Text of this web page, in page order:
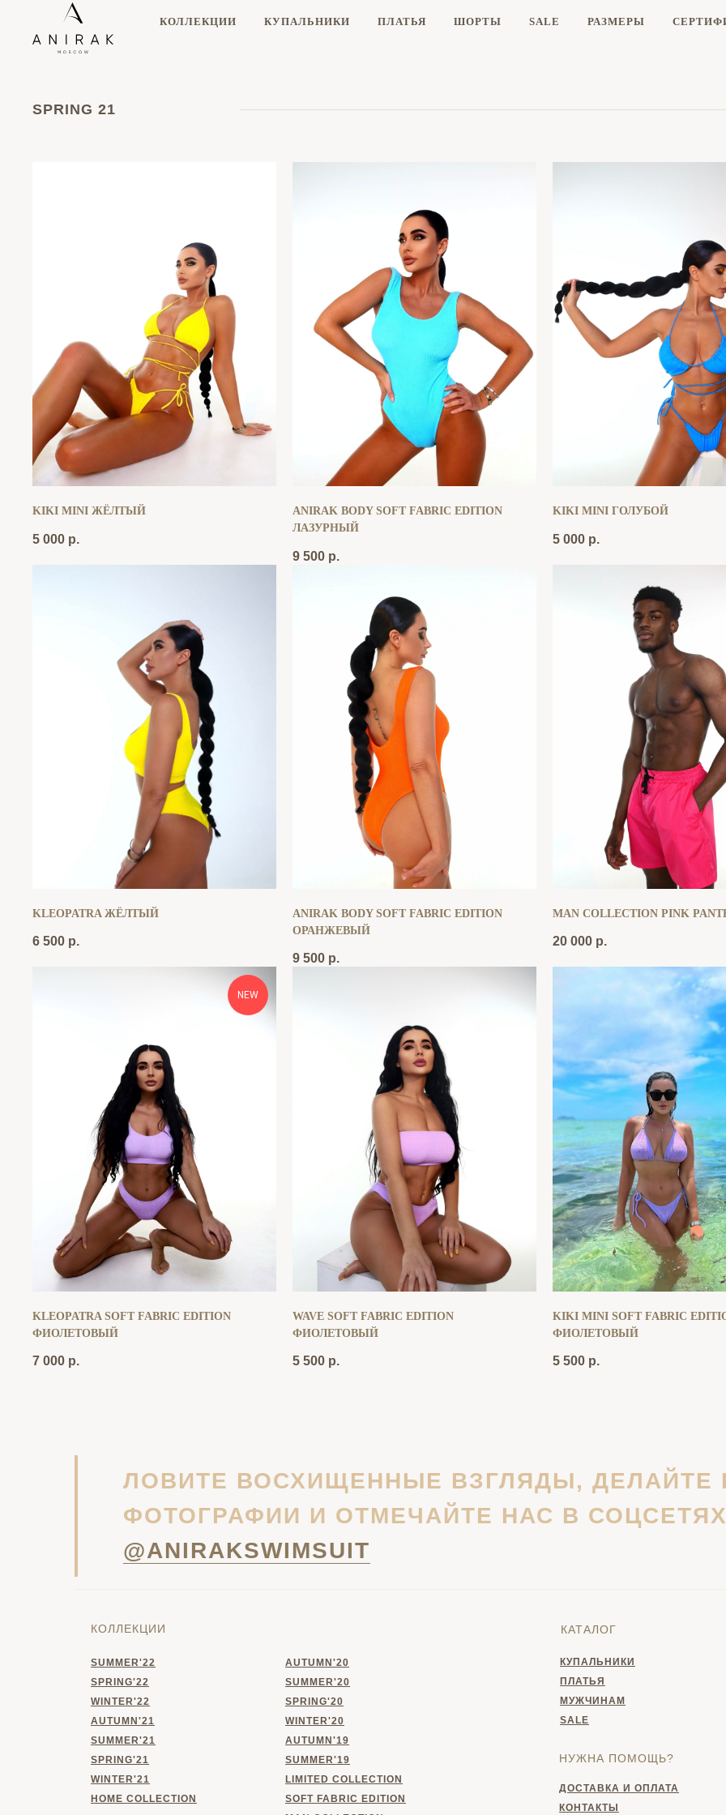
КОЛЛЕКЦИИ КУПАЛЬНИКИ ПЛАТЬЯ ШОРТЫ SALE РАЗМЕРЫ
SPRING 21
KIKI MINI ЖЁЛТЫЙ
5 000 р.
ANIRAK BODY SOFT FABRIC EDITION
ЛАЗУРНЫЙ
9 500 р.
KIKI MINI ГОЛУБОЙ
5 000 р.
KLEOPATRA ЖЁЛТЫЙ
6 500 р.
ANIRAK BODY SOFT FABRIC EDITION
ОРАНЖЕВЫЙ
9 500 р.
MAN COLLECTION PINK
20 000 р.
NEW
KLEOPATRA SOFT FABRIC EDITION
ФИОЛЕТОВЫЙ
7 000 р.
WAVE SOFT FABRIC EDITION
ФИОЛЕТОВЫЙ
5 500 р.
KIKI MINI SOFT FABRIC
ФИОЛЕТОВЫЙ
5 500 р.
ЛОВИТЕ ВОСХИЩЕННЫЕ ВЗГЛЯДЫ, ДЕЛАЙТЕ
ФОТОГРАФИИ И ОТМЕЧАЙТЕ НАС В
@ANIRAKSWIMSUIT
КУПАЛЬНИКИ
ПЛАТЬЯ
МУЖЧИНАМ
SALE
КОЛЛЕКЦИИ КАТАЛОГ
НУЖНА ПОМОЩЬ?
ДОСТАВКА И ОПЛАТА
КОНТАКТЫ
AUTUMN'20
SUMMER'20
SPRING'20
WINTER'20
AUTUMN'19
SUMMER'19
LIMITED COLLECTION
SOFT FABRIC EDITION
SUMMER'22
SPRING'22
WINTER'22
AUTUMN'21
SUMMER'21
SPRING'21
WINTER'21
HOME COLLECTION